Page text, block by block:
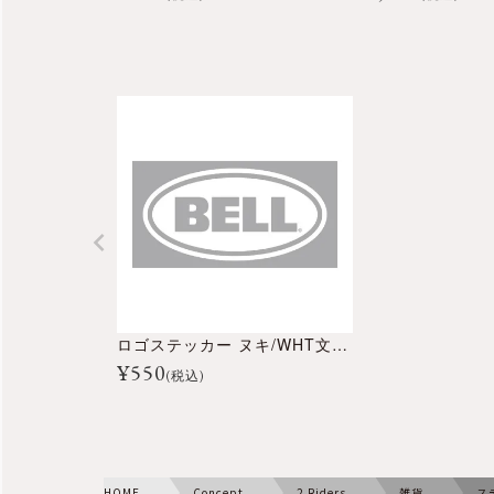
ロゴステッカー ヌキ/WHT文字 80mm
¥550(税込)